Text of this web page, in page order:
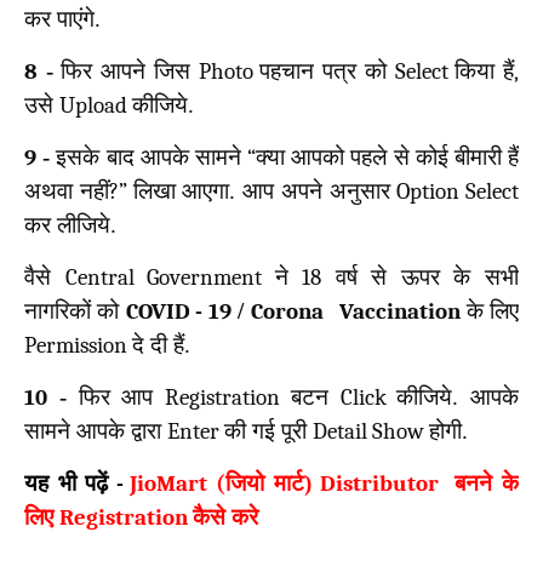
कर पाएंगे.
8 -फिर आपने जिस Photoपहचान पत्र को Selectकिया हैं,
उसे Uploadकीजिये.
9 -इसके बाद आपके सामने “क्या आपको पहले से कोई बीमारी हैं
अथवा नहीं?”लिखा आएगा. आप अपने अनुसारOption Select
कर लीजिये.
वैसे Central Governmentने18 वर्ष से ऊपर के सभी
नागरिकों को COVID - 19/ Corona Vaccination के लिए
Permissionदे दी हैं.
10 -फिर आप Registrationबटन Clickकीजिये. आपके
सामने आपके द्वाराEnterकी गई पूरीDetail Showहोगी.
यह भी पढ़ें- JioMart (जियो मार्ट)Distributorबनने के
लिएRegistrationकैसे करे